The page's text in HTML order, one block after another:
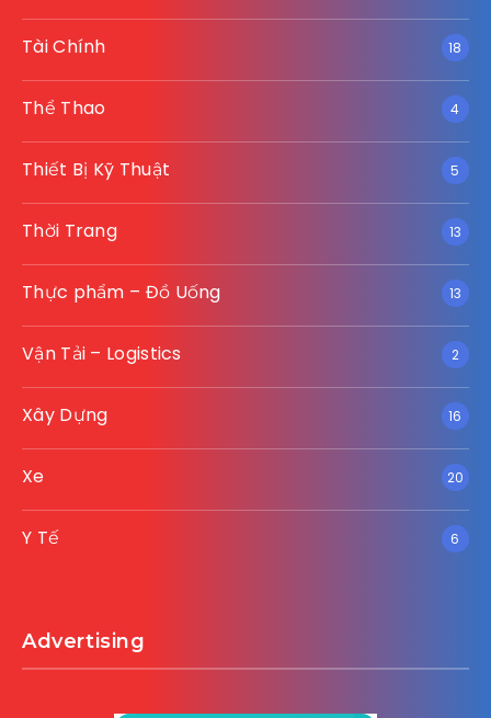
Tài Chính 18
Thể Thao 4
Thiết Bị Kỹ Thuật 5
Thời Trang 13
Thực phẩm – Đồ Uống 13
Vận Tải – Logistics 2
Xây Dựng 16
Xe 20
Y Tế 6
Advertising